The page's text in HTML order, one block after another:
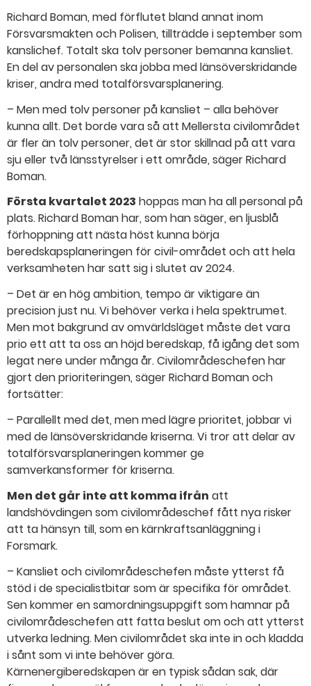
Richard Boman, med förflutet bland annat inom
Försvarsmakten och Polisen, tillträdde i september som
kanslichef. Totalt ska tolv personer bemanna kansliet.
En del av personalen ska jobba med länsöverskridande
kriser, andra med totalförsvarsplanering.
– Men med tolv personer på kansliet – alla behöver
kunna allt. Det borde vara så att Mellersta civilområdet
är fler än tolv personer, det är stor skillnad på att vara
sju eller två länsstyrelser i ett område, säger Richard
Boman.
Första kvartalet 2023 hoppas man ha all personal på
plats. Richard Boman har, som han säger, en ljusblå
förhoppning att nästa höst kunna börja
beredskapsplaneringen för civil-​området och att hela
verksamheten har satt sig i slutet av 2024.
– Det är en hög ambition, tempo är viktigare än
precision just nu. Vi behöver verka i hela spektrumet.
Men mot bakgrund av omvärldsläget måste det vara
prio ett att ta oss an höjd beredskap, få igång det som
legat nere under många år. Civilområdeschefen har
gjort den prioriteringen, säger Richard Boman och
fortsätter:
– Parallellt med det, men med lägre prioritet, jobbar vi
med de länsöverskridande kriserna. Vi tror att delar av
totalförsvarsplaneringen kommer ge
samverkansformer för kriserna.
Men det går inte att komma ifrån att
landshövdingen som civilområdeschef fått nya risker
att ta hänsyn till, som en kärnkraftsanläggning i
Forsmark.
– Kansliet och civilområdeschefen måste ytterst få
stöd i de specialistbitar som är specifika för området.
Sen kommer en samordningsuppgift som hamnar på
civilområdeschefen att fatta beslut om och att ytterst
utverka ledning. Men civilområdet ska inte in och kladda
i sånt som vi inte behöver göra.
Kärnenergiberedskapen är en typisk sådan sak, där